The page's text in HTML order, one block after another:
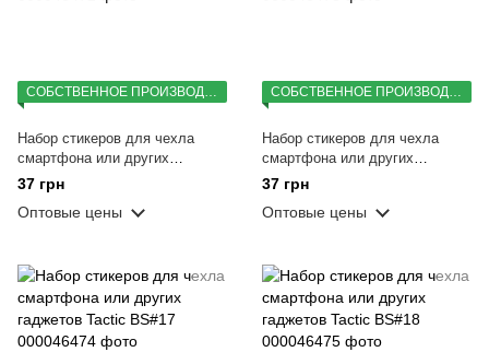
Набор стикеров для чехла
смартфона или других
гаджетов Tactic BS#15
37 грн
Оптовые цены
Набор стикеров для чехла
смартфона или других
гаджетов Tactic BS#16
37 грн
Оптовые цены